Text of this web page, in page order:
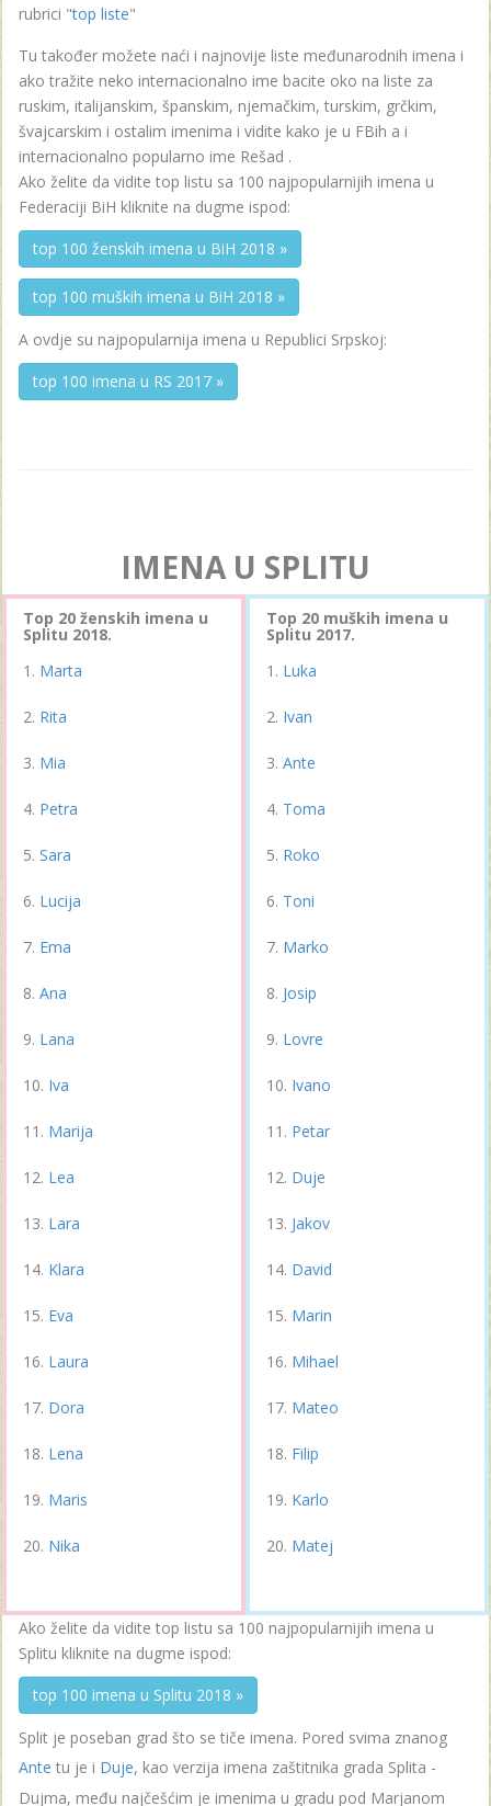
rubrici "top liste"
Tu također možete naći i najnovije liste međunarodnih imena i
ako tražite neko internacionalno ime bacite oko na liste za
ruskim, italijanskim, španskim, njemačkim, turskim, grčkim,
švajcarskim i ostalim imenima i vidite kako je u FBih a i
internacionalno popularno ime Rešad .
Ako želite da vidite top listu sa 100 najpopularnijih imena u
Federaciji BiH kliknite na dugme ispod:
top 100 ženskih imena u BiH 2018 »
top 100 muških imena u BiH 2018 »
A ovdje su najpopularnija imena u Republici Srpskoj:
top 100 imena u RS 2017 »
IMENA U SPLITU
Top 20 ženskih imena u
Splitu 2018.
Marta
Rita
Mia
Petra
Sara
Lucija
Ema
Ana
Lana
Iva
Marija
Lea
Lara
Klara
Eva
Laura
Dora
Lena
Maris
Nika
Top 20 muških imena u
Splitu 2017.
Luka
Ivan
Ante
Toma
Roko
Toni
Marko
Josip
Lovre
Ivano
Petar
Duje
Jakov
David
Marin
Mihael
Mateo
Filip
Karlo
Matej
Ako želite da vidite top listu sa 100 najpopularnijih imena u
Splitu kliknite na dugme ispod:
top 100 imena u Splitu 2018 »
Split je poseban grad što se tiče imena. Pored svima znanog
Ante tu je i Duje, kao verzija imena zaštitnika grada Splita -
Dujma, među najčešćim je imenima u gradu pod Marjanom